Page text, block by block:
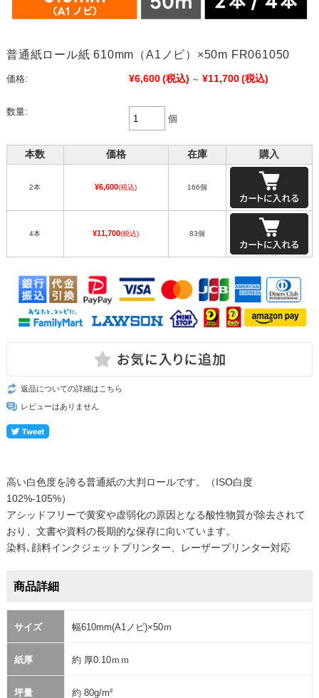
普通紙ロール紙 610mm（A1ノビ）×50m FR061050
価格: ¥6,600(税込) ～ ¥11,700(税込)
数量:
個
本数 価格 在庫 購入
2本 ¥6,600(税込) 166個
4本 ¥11,700(税込) 83個
返品についての詳細はこちら
レビューはありません
高い白色度を誇る普通紙の大判ロールです。（ISO白度
102%-105%）
アシッドフリーで黄変や虚弱化の原因となる酸性物質が除去されて
おり、文書や資料の長期的な保存に向いています。
染料､顔料インクジェットプリンター、レーザープリンター対応
商品詳細
サイズ 幅610mm(A1ノビ)×50ｍ
紙厚 約 厚0.10ｍｍ
坪量 約 80g/m²